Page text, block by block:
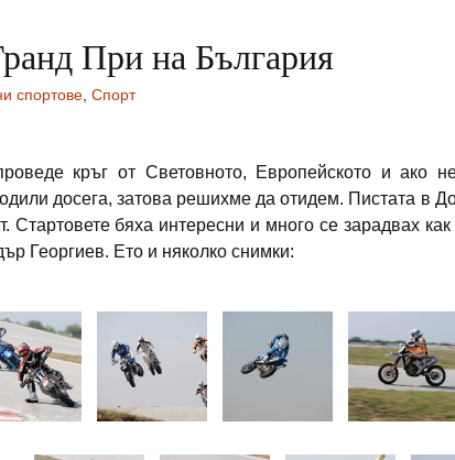
При на България
спортове Спорт
кръг от Световното, Европейското и ако
досега, затова решихме да отидем. Пистата в
Стартовете бяха интересни и много се зарадвах
Георгиев. Ето и няколко снимки: